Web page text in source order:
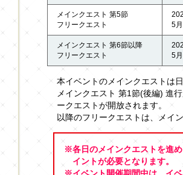
メインクエスト 第5節
フリークエスト
5
メインクエスト 第6節以降
フリークエスト
5
本イベントのメインクエストは
メインクエスト 第1節(後編) 進
ークエストが開放されます。
以降のフリークエストは、メイ
※各日のメインクエストを進
イントが必要となります。
※イベント開催期間中は、イ